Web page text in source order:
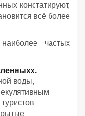
констатируют,
всё более
частых
воды,